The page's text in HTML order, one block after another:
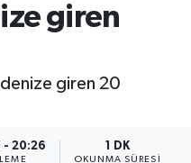
giren
giren 20
- 20:26 1 DK
OKUNMA SÜRESI
ve Fikstür